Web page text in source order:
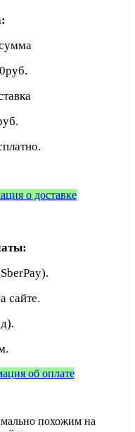
о доставке
сайте.
об оплате
похожим на